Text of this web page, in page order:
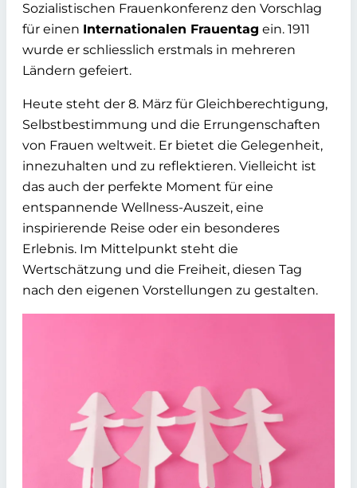
Sozialistischen Frauenkonferenz den Vorschlag
für einen Internationalen Frauentag ein. 1911
wurde er schliesslich erstmals in mehreren
Ländern gefeiert.
Heute steht der 8. März für Gleichberechtigung,
Selbstbestimmung und die Errungenschaften
von Frauen weltweit. Er bietet die Gelegenheit,
innezuhalten und zu reflektieren. Vielleicht ist
das auch der perfekte Moment für eine
entspannende Wellness-Auszeit, eine
inspirierende Reise oder ein besonderes
Erlebnis. Im Mittelpunkt steht die
Wertschätzung und die Freiheit, diesen Tag
nach den eigenen Vorstellungen zu gestalten.